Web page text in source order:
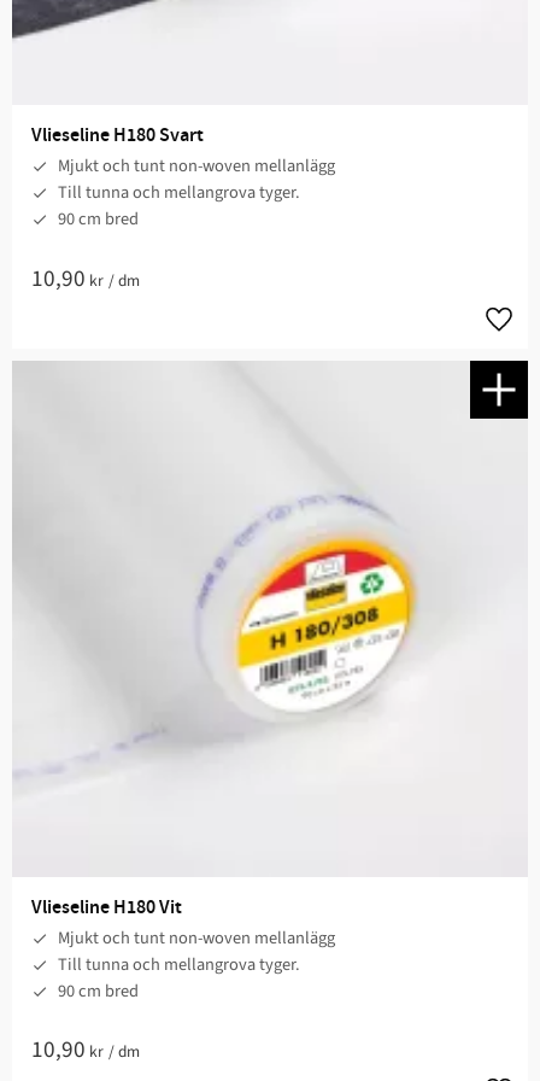
Vlieseline H180 Svart
Mjukt och tunt non-woven mellanlägg
Till tunna och mellangrova tyger.​
90 cm bred
10,90 kr /dm
Vlieseline H180 Vit
Mjukt och tunt non-woven mellanlägg
Till tunna och mellangrova tyger.​
90 cm bred
10,90 kr /dm